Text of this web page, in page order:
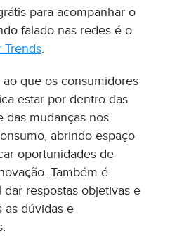
para acompanhar o
falado nas redes é o
Trends.
ao que os consumidores
estar por dentro das
das mudanças nos
abrindo espaço
oportunidades de
Também é
dar respostas objetivas e
as dúvidas e